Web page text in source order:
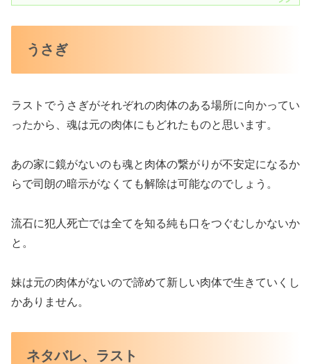
うさぎ
ラストでうさぎがそれぞれの肉体のある場所に向かってい
ったから、魂は元の肉体にもどれたものと思います。
あの家に鏡がないのも魂と肉体の繋がりが不安定になるか
らで司朗の暗示がなくても解除は可能なのでしょう。
流石に犯人死亡では全てを知る純も口をつぐむしかないか
と。
妹は元の肉体がないので諦めて新しい肉体で生きていくし
かありません。
ネタバレ、ラスト